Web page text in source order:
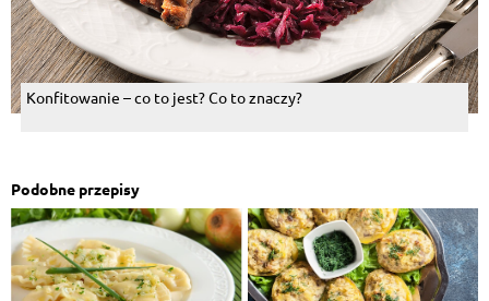
Konfitowanie – co to jest? Co to znaczy?
Podobne przepisy